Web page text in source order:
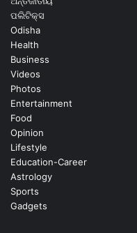
ପଲିଟିକ୍ସ
Odisha
Health
Business
Videos
Photos
Entertainment
Food
Opinion
Lifestyle
Education-Career
Astrology
Sports
Gadgets